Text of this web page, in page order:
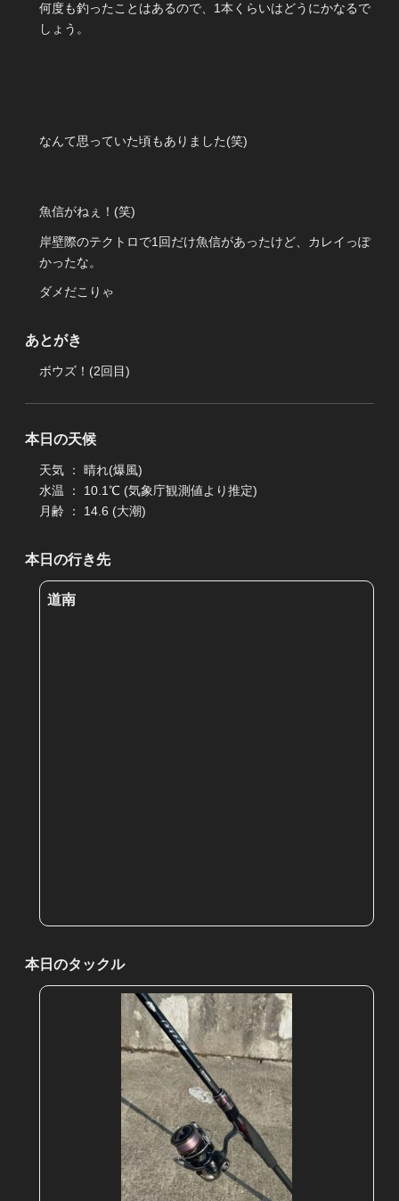
何度も釣ったことはあるので、1本くらいはどうにかなるで
しょう。
なんて思っていた頃もありました(笑)
魚信がねぇ！(笑)
岸壁際のテクトロで1回だけ魚信があったけど、カレイっぽ
かったな。
ダメだこりゃ
あとがき
ボウズ！(2回目)
本日の天候
天気 ： 晴れ(爆風)
水温 ： 10.1℃ (気象庁観測値より推定)
月齢 ： 14.6 (大潮)
本日の行き先
道南
本日のタックル